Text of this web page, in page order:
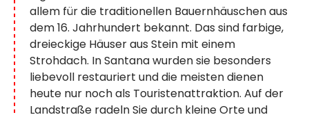
allem für die traditionellen Bauernhäuschen aus
dem 16. Jahrhundert bekannt. Das sind farbige,
dreieckige Häuser aus Stein mit einem
Strohdach. In Santana wurden sie besonders
liebevoll restauriert und die meisten dienen
heute nur noch als Touristenattraktion. Auf der
Landstraße radeln Sie durch kleine Orte und